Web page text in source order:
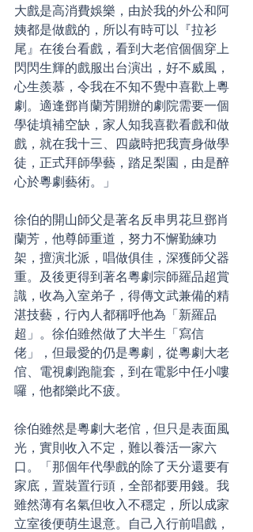
大戲是高消費娛樂，由於我的外公和阿
姨都是做戲的，所以有時可以『拉衫
尾』在後台看戲，看到大老倌個個穿上
閃閃生輝的戲服出台演出，好不威風，
心生羨慕，令我在不知不覺中喜歡上粵
劇。適逢鄧肖蘭芳開辦的劇院需要一個
學徒填補空缺，家人知我喜歡看戲和做
戲，就在我十三、四歲時把我賣身做學
徒，正式拜師學藝，踏足梨園，由是醉
心於粵劇藝術。」
徐伯的開山師父是著名反串男花旦鄧肖
蘭芳，他尊師重道，努力不懈勤練功
架，擅演北派，唱做俱佳，深獲師父器
重。及後更得到著名粵劇宗師羅品超賞
識，收為入室弟子，得傳文武兼備的精
湛技藝，行內人都稱呼他為「新羅品
超」。徐伯雖然做了大半生「寫信
佬」，但最愛的仍是粵劇，從粵劇大老
倌、電視劇跑龍套，到在電影中任小嘍
囉，他都樂此不疲。
徐伯雖然是粵劇大老倌，但只是表面風
光，實則收入不定，難以養活一家六
口。「那個年代學戲的除了天分還要有
家底，置裝置行頭，全部都要用錢。我
雖然薄有名氣但收入不穩定，所以成家
立室後便萌生退意。自己入行前唱戲，